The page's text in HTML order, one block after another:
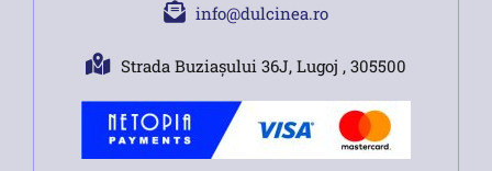
info@dulcinea.ro
Strada Buziașului 36J, Lugoj , 305500